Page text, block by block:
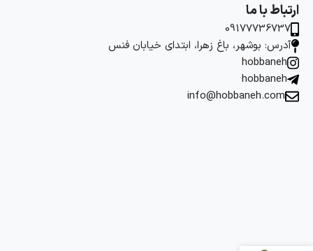
ارتباط با ما
09177736737
آدرس: بوشهر، باغ زهرا، ابتدای خیابان فنس
hobbaneh
hobbaneh
info@hobbaneh.com